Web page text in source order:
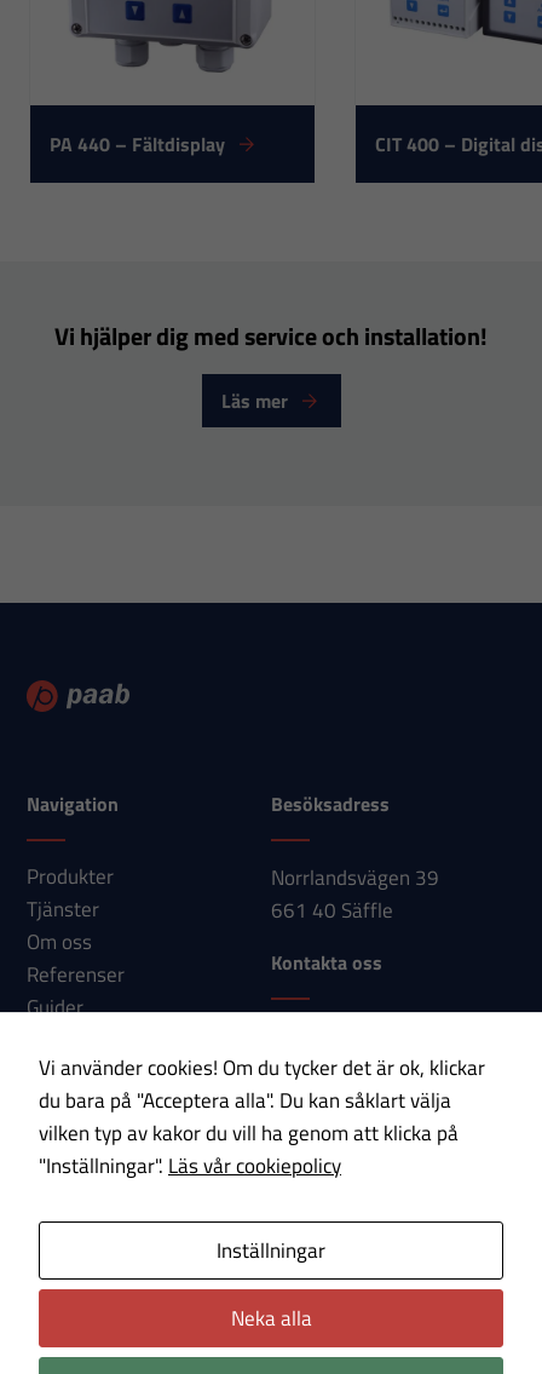
PA 440 – Fältdisplay CIT 400 – Digital
Vi hjälper dig med service och installation!
Läs mer
Navigation
Produkter
Tjänster
Om oss
Referenser
Guider
Kontakt
Besöksadress
Norrlandsvägen 39
661 40 Säffle
Kontakta oss
E-post:
info@paab.com
Prenumerera på vårt nyhetsbrev!
Integritetspolicy
Vi använder cookies! Om du tycker det är ok, klickar
du bara på "Acceptera alla". Du kan såklart välja
vilken typ av kakor du vill ha genom att klicka på
"Inställningar". Läs vår cookiepolicy
Inställningar
Neka alla
Nödvändiga
Dessa
cookies går
kunna
hemsidans
funktionalitet
uppbyggnad,
hemsidan
används.
Upplevelse
hemsida ska
prestera så